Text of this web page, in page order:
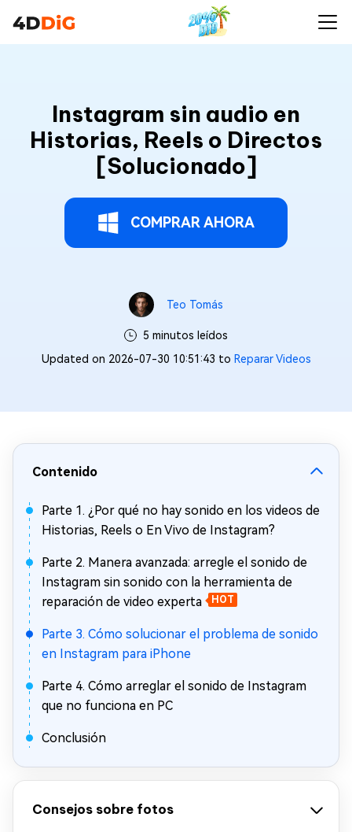
Instagram sin audio en
Historias, Reels o Directos
[Solucionado]
COMPRAR AHORA
Teo Tomás
5 minutos leídos
Updated on 2026-07-30 10:51:43 to Reparar Videos
Contenido
Parte 1. ¿Por qué no hay sonido en los videos de
Historias, Reels o En Vivo de Instagram?
Parte 2. Manera avanzada: arregle el sonido de
Instagram sin sonido con la herramienta de
reparación de video experta
HOT
Parte 3. Cómo solucionar el problema de sonido
en Instagram para iPhone
Parte 4. Cómo arreglar el sonido de Instagram
que no funciona en PC
Conclusión
Consejos sobre fotos